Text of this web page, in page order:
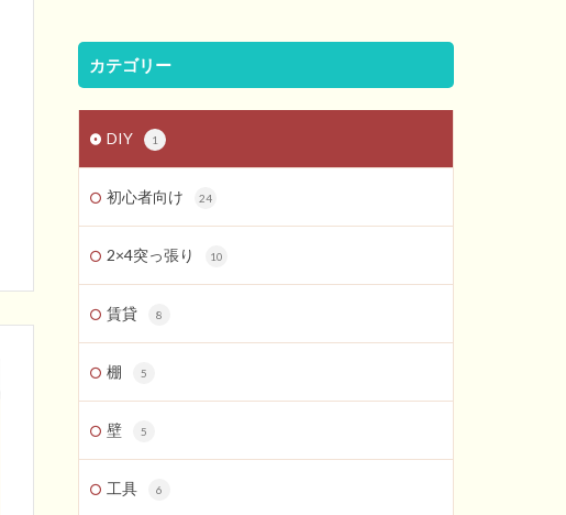
カテゴリー
DIY 1
初心者向け 24
2×4突っ張り 10
賃貸 8
棚 5
壁 5
工具 6